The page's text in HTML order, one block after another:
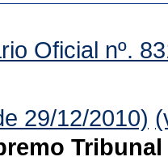
Oficial nº.
29/12/2010)